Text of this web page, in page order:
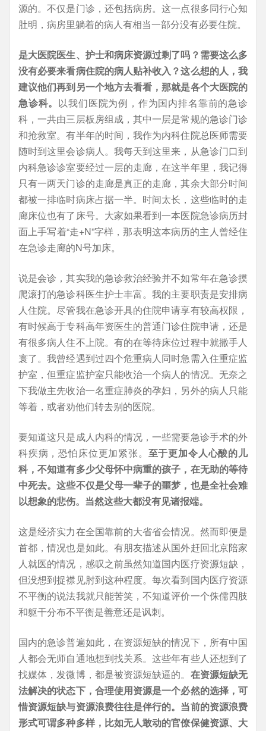
源的。不仅是门诊，还包括病房。这一点很多同行心知
肚明，病房里躺着的病人有相当一部分没有必要住院。
是大医院医生、护士和病床资源过剩了吗？需要这么多
没有必要来看病住院的病人贴补收入？这么想的人，我
建议他们再到另一个地方去看看，那就是各个大医院的
急诊科。 以我们医院为例，作为国内排名靠前的急诊
科，一共由三层板房组成，其中一层是常规的急诊门诊
和抢救室。有半年的时间，我作为内科住院总医师需要
随时到这里会诊病人。我每天到这里来，从急诊门口到
内科急诊诊室要经过一层的走廊，在这半年里，我记得
只有一两天门诊的走廊是真正的走廊，其余大部分时间
都被一排临时病床占据一半。时间太长，这些临时的走
廊床位也有了床号。大家如果看到一本医院急诊病历封
面上手写着“走+N”字样，那表明这本病历的主人曾经住
在急诊走廊的N号加床。
说是会诊，其实我的急诊救治经验并不如常年在急诊摸
爬滚打的急诊科医生护士丰富。我的主要职责是安排病
人住院。尽管我在急诊开具的住院申请享有较高权限，
有时候高于专科高年资医生的普通门诊住院申请，还是
有很多病人住不上院。有的在等待床位过程中就撒手人
寰了。我曾经遇到过四个危重病人同时急需入住重症监
护室，但重症监护室只能收治一个病人的情况。无奈之
下我做主先收治一名重症肺炎的孕妇，另外的病人只能
等着，或者劝他们转去别的医院。
要知道这只是成人内科的情况，一些需要急诊手术的外
科疾病，恐怕床位更加紧张。 至于更加令人心酸的儿
科，不知道有多少父母怀中病重的孩子，在无助的等待
中死去。这些不仅是父母一辈子的噩梦，也是全社会难
以想象的悲伤。当然这些大都没有见诸报端。
这是经济实力在全国靠前的大省省会情况。然而即便是
首都，情况也是如此。有朋友描述从国外赶回北京陪家
人就医的情况，感叹之前虽然知道国内医疗资源短缺，
但没想到捉襟见肘到这种程度。每次看到国内医疗资源
不平衡的说法我就只能苦笑，不知道评价一个侏儒四肢
和躯干分布不平衡是善意还是讽刺。
国内的急诊普遍如此，在资源短缺的情况下，所有中国
人都会无师自通地想到找关系。这些年有些人还想到了
找媒体，发微博，都是被资源短缺逼的。 在资源短缺无
法解决的状态下，合理使用资源是一个必然的选择，可
惜资源短缺与资源浪费往往是伴行的。当前的资源浪费
形式可谓多种多样，比如无人敢动的官僚保健资源、大